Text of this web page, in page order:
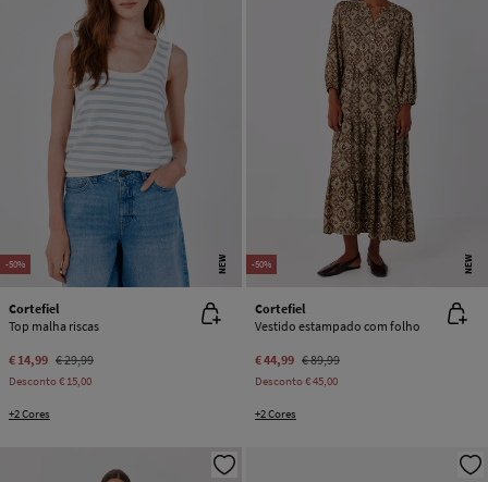
-50% NEW
Cortefiel
Top malha riscas
€ 14,99 € 29,99
Desconto€ 15,00
+2 Cores
-50% NEW
Cortefiel
Vestido estampado com folho
€ 44,99 € 89,99
Desconto€ 45,00
+2 Cores